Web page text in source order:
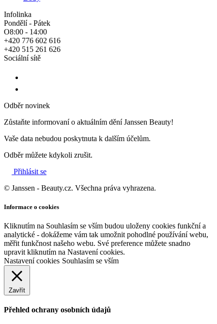
Infolinka
Pondělí - Pátek
O8:00 - 14:00
+420 776 602 616
+420 515 261 626
Sociální sítě
Odběr novinek
Zůstaňte informovaní o aktuálním dění Janssen Beauty!
Vaše data nebudou poskytnuta k dalším účelům.
Odběr můžete kdykoli zrušit.
Přihlásit se
© Janssen - Beauty.cz. Všechna práva vyhrazena.
Informace o cookies
Kliknutím na Souhlasím se vším budou uloženy cookies funkční a
analytické - dokážeme vám tak umožnit pohodlné používání webu,
měřit funkčnost našeho webu. Své preference můžete snadno
upravit kliknutím na Nastavení cookies.
Nastavení cookies Souhlasím se vším
Zavřít
Přehled ochrany osobních údajů